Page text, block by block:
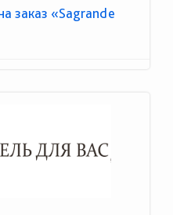
заказ «Sagrande